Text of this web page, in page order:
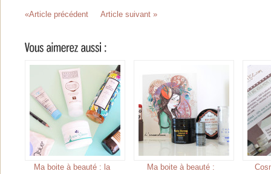
«Article précédent Article suivant »
Ma boite à beauté : la
Ma boite à beauté :